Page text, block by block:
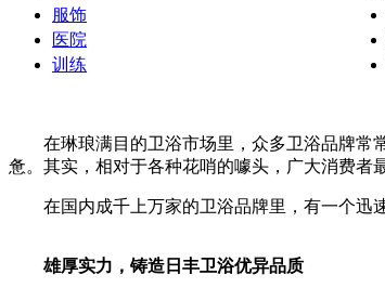
服饰
医院
训练
在琳琅满目的卫浴市场里，众多卫浴品牌常常
惫。其实，相对于各种花哨的噱头，广大消费者
在国内成千上万家的卫浴品牌里，有一个迅
雄厚实力，铸造日丰卫浴优异品质